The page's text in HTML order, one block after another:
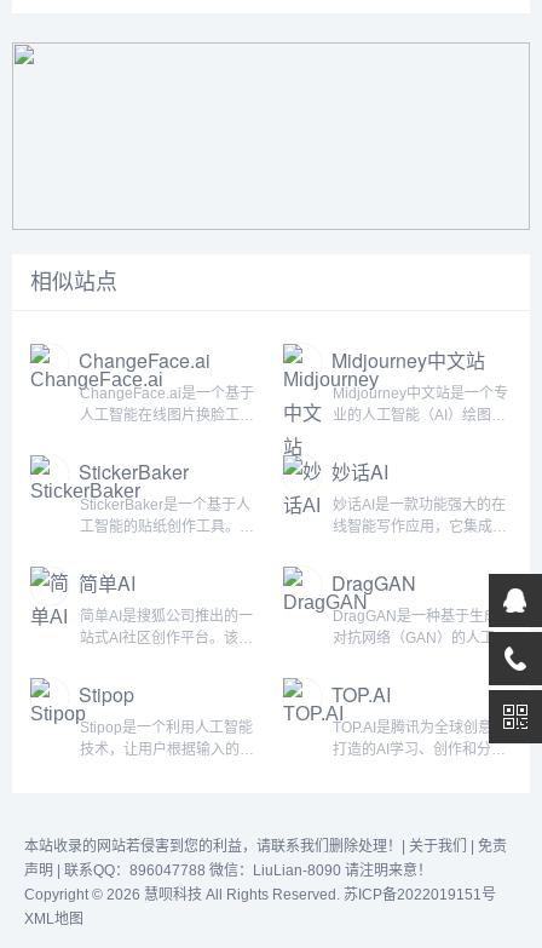
相似站点
ChangeFace.ai
ChangeFace.ai是一个基于
人工智能在线图片换脸工
用户可以上传一张高清的正
面照片，然后选择与各种名
人、历史人物或职业角色的
如果用户想要生成更多的图
片，可以支付7.99美元来生
成超过100张图片。&...
Midjourney中文站
Midjourney中文站是一个专
业的人工智能（AI）绘图网
松创作和极速出图的方式。
基于最新的AI技术，
Midjourney能够快速生成各
种风格的高质量图片，满足
可以通过简单的操作，如输
入一句话或上传一张图片，
来激发AI...
StickerBaker
StickerBaker是一个基于人
工智能的贴纸创作工具。它
示语句来生成独特的贴纸。
这个工具使用了Replicate平
台来生成贴纸，并依托于
Fly.io作为其基础设施，同时
100%开源的项目，这意味
着任何人都可以...
妙话AI
妙话AI是一款功能强大的在
线智能写作应用，它集成了
型，为用户提供了丰富多样
的功能。无论是自动生成绘
画作品、打造语音对话机器
人，还是进行聊天、写作、
语音生成等操作，妙话AI都
AI大模型集合，用户可以在
一个平台上体验市面上所有
的 AI 大模型，以便让用...
简单AI
简单AI是搜狐公司推出的一
站式AI社区创作平台。该平
prompt社区、AI文案、AI头
像、AI素材、AI设计等功
能。用户可以在这个平台上
步，轻松玩转AI”为理念，让
每一位用户...
DragGAN
DragGAN是一种基于生成
对抗网络（GAN）的人工智
能模型，旨在实现照片主体
的形状、神态、位置和大小
的变化。具体来说，
DragGAN可以对图像进行
编辑和转换，使用户能够通
对象或区域，如人脸、物体
等，并对其进行形状的变
化、姿态的...
Stipop
Stipop是一个利用人工智能
技术，让用户根据输入的提
示生成独特的贴纸设计，这
些设计可以在社交媒体、聊
天应用程序或其他数字平台
上使用，以增强交流和表达
个性。Stipop的目标是通过
TOP.AI
TOP.AI是腾讯为全球创意者
打造的AI学习、创作和分享
具，创作出具有更高质量的
创意内容，从而提高自身的
创造力，更好地表达自我，
更加精准地对接商业价值。
本站收录的网站若侵害到您的利益，请联系我们删除处理！| 关于我们
免责
声明 | 联系QQ：896047788 微信：LiuLian-8090 请注明来意！
Copyright © 2026 慧呗科技 All Rights Reserved. 苏ICP备2022019151号
XML地图